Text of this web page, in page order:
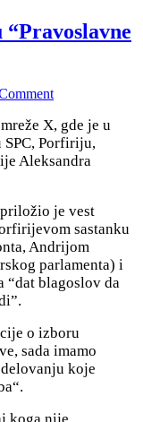
X, gde je u
Porfiriju,
Aleksandra
je vest
sastanku
Andrijom
parlamenta) i
“dat blagoslov da
o izboru
sada imamo
koje